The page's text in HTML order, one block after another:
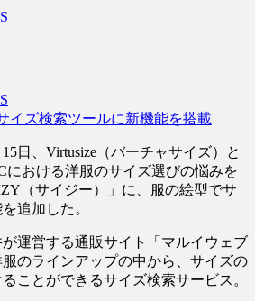
ズ検索ツールに新機能を搭載
日、Virtusize（バーチャサイズ）と
における洋服のサイズ選びの悩みを
（サイジー）」に、服の絵型でサ
追加した。
運営する通販サイト「マルイウェブ
のラインアップの中から、サイズの
ことができるサイズ検索サービス。